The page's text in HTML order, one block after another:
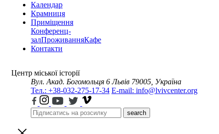
Календар
Крамниця
Приміщення
Конференц-
залПроживанняКафе
Контакти
Центр міської історії
Вул. Акад. Богомольця 6 Львів 79005, Україна
Тел.: +38-032-275-17-34 E-mail: info@lvivcenter.org
search